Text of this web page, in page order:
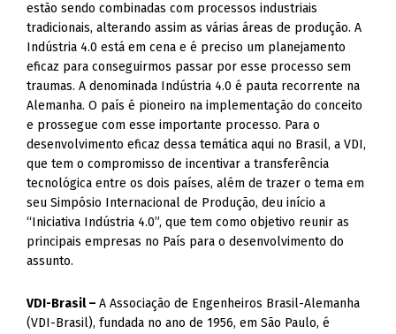
estão sendo combinadas com processos industriais
tradicionais, alterando assim as várias áreas de produção. A
Indústria 4.0 está em cena e é preciso um planejamento
eficaz para conseguirmos passar por esse processo sem
traumas. A denominada Indústria 4.0 é pauta recorrente na
Alemanha. O país é pioneiro na implementação do conceito
e prossegue com esse importante processo. Para o
desenvolvimento eficaz dessa temática aqui no Brasil, a VDI,
que tem o compromisso de incentivar a transferência
tecnológica entre os dois países, além de trazer o tema em
seu Simpósio Internacional de Produção, deu início a
“Iniciativa Indústria 4.0”, que tem como objetivo reunir as
principais empresas no País para o desenvolvimento do
assunto.
VDI-Brasil –A Associação de Engenheiros Brasil-Alemanha
(VDI-Brasil), fundada no ano de 1956, em São Paulo, é